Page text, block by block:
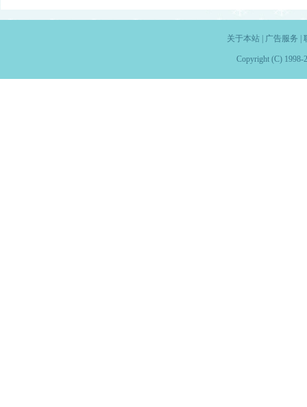
关于本站| 广告服务
Copyright (C) 1998-